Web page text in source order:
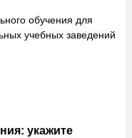
обучения для
учебных заведений
укажите